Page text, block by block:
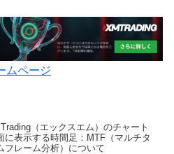
ムページ
（エックスエム）のチャート
に表示する時間足：MTF（マルチタ
フレーム分析）について